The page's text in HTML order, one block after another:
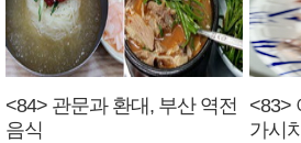
<84> 관문과 환대, 부산 역전
음식
<83>
가시치